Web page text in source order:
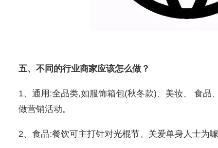
五、不同的行业商家应该怎么做？
1、通用:全品类,如服饰箱包(秋冬款)、美妆、 食品
做营销活动。
2、食品:餐饮可主打针对光棍节、关爱单身人士为